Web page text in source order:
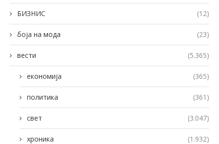
БИЗНИС (12)
боја на мода (23)
вести (5.365)
економија (365)
политика (361)
свет (3.047)
хроника (1.932)